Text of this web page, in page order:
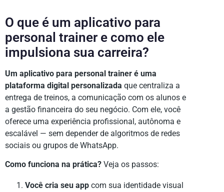
O que é um aplicativo para
personal trainer e como ele
impulsiona sua carreira?
Um aplicativo para personal trainer é uma
plataforma digital personalizada que centraliza a
entrega de treinos, a comunicação com os alunos e
a gestão financeira do seu negócio. Com ele, você
oferece uma experiência profissional, autônoma e
escalável — sem depender de algoritmos de redes
sociais ou grupos de WhatsApp.
Como funciona na prática? Veja os passos:
Você cria seu app com sua identidade visual